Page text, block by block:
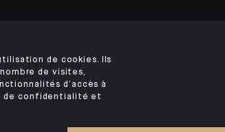
SÉCURITÉ VOS DONNÉES PERSONNELLES
de cookies. Ils
de visites,
d’accès à
de confidentialité et